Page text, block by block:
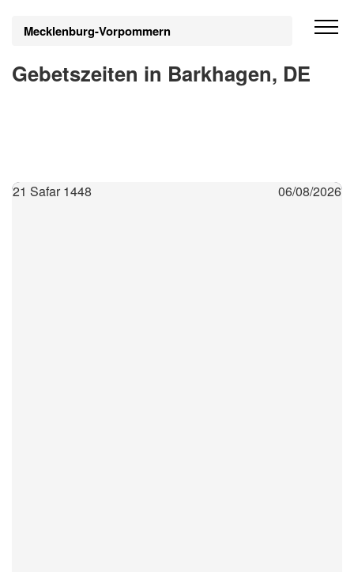
Mecklenburg-Vorpommern
Gebetszeiten in Barkhagen, DE
21 Safar 1448 06/08/2026